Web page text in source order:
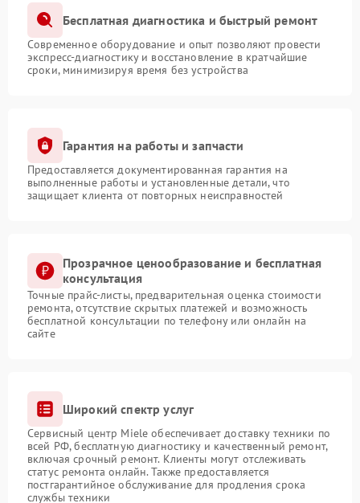
Бесплатная диагностика и быстрый ремонт
Современное оборудование и опыт позволяют провести
экспресс-диагностику и восстановление в кратчайшие
сроки, минимизируя время без устройства
Гарантия на работы и запчасти
Предоставляется документированная гарантия на
выполненные работы и установленные детали, что
защищает клиента от повторных неисправностей
Прозрачное ценообразование и бесплатная
консультация
Точные прайс-листы, предварительная оценка стоимости
ремонта, отсутствие скрытых платежей и возможность
бесплатной консультации по телефону или онлайн на
сайте
Широкий спектр услуг
Сервисный центр Miele обеспечивает доставку техники по
всей РФ, бесплатную диагностику и качественный ремонт,
включая срочный ремонт. Клиенты могут отслеживать
статус ремонта онлайн. Также предоставляется
постгарантийное обслуживание для продления срока
службы техники